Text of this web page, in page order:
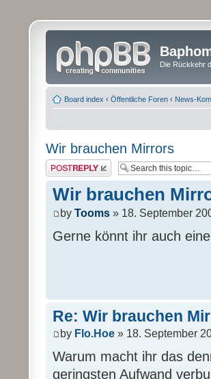
Die Rückkehr
Board index ‹ Öffentliche Foren ‹ News-
Wir brauchen Mirrors
Post a reply
Wir brauchen
by Tooms » 18. September
Gerne könnt ihr auch
Re: Wir brauchen
by Flo.Hoe » 18. September
Warum macht ihr das
geringsten Aufwand